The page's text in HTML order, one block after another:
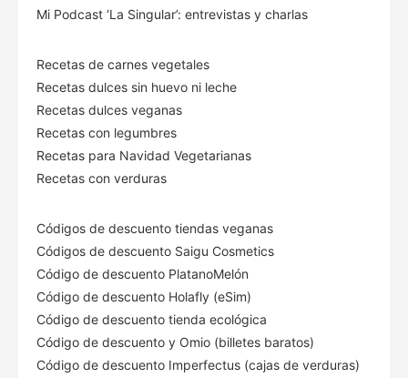
Mi Podcast ‘La Singular’: entrevistas y charlas
Recetas de carnes vegetales
Recetas dulces sin huevo ni leche
Recetas dulces veganas
Recetas con legumbres
Recetas para Navidad Vegetarianas
Recetas con verduras
Códigos de descuento tiendas veganas
Códigos de descuento Saigu Cosmetics
Código de descuento PlatanoMelón
Código de descuento Holafly (eSim)
Código de descuento tienda ecológica
Código de descuento y Omio (billetes baratos)
Código de descuento Imperfectus (cajas de verduras)